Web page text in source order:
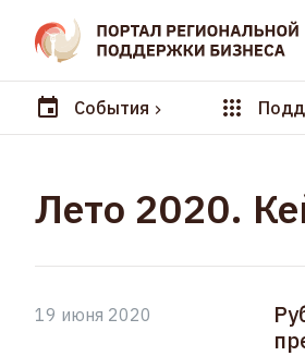
События
Лето 2020.
19 июня 2020